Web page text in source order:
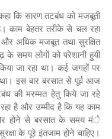
कि सारण तटबंध को मजबूती
काम बेहतर तरीके से चल रहा
अधिक मजबूत तथा सुरक्षित
के समय लोगों को परेशानी हुयी
जा रहा था। कई जगहों पर
इस बार बरसात से पूर्व आज
की मरम्मत हेतु किये जा रहे
है और उम्मीद है कि यह काम
होने से बरसात के समय मंे
के पूरे इंतजाम होने चाहिए।